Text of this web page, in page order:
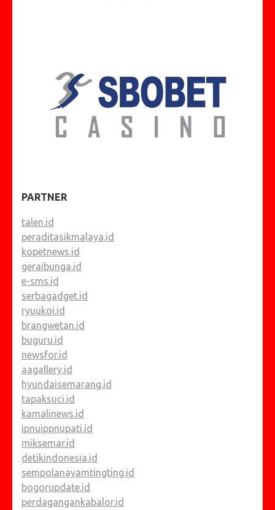
PARTNER
talen.id
peraditasikmalaya.id
kopetnews.id
geraibunga.id
e-sms.id
serbagadget.id
ryuukoi.id
brangwetan.id
buguru.id
newsfor.id
aagallery.id
hyundaisemarang.id
tapaksuci.id
kamalinews.id
ipnuippnupati.id
miksemar.id
detikindonesia.id
sempolanayamtingting.id
bogorupdate.id
perdagangankabalor.id